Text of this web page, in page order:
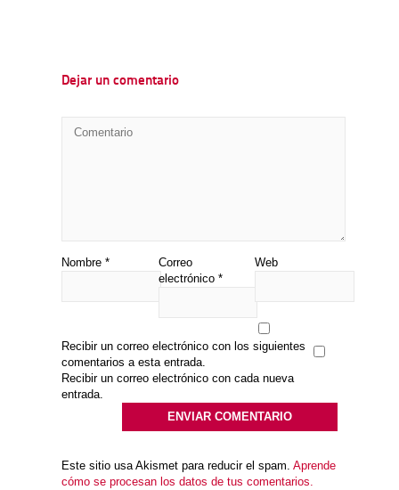
Dejar un comentario
Nombre *
Correo
electrónico *
Web
Recibir un correo electrónico con los siguientes
comentarios a esta entrada.
Recibir un correo electrónico con cada nueva
entrada.
Este sitio usa Akismet para reducir el spam. Aprende
cómo se procesan los datos de tus comentarios.